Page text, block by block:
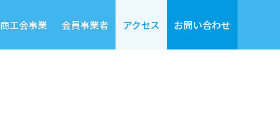
商工会事業 会員事業者 アクセス お問い合わせ